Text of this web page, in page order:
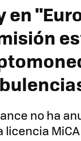
en
no ha
licencia